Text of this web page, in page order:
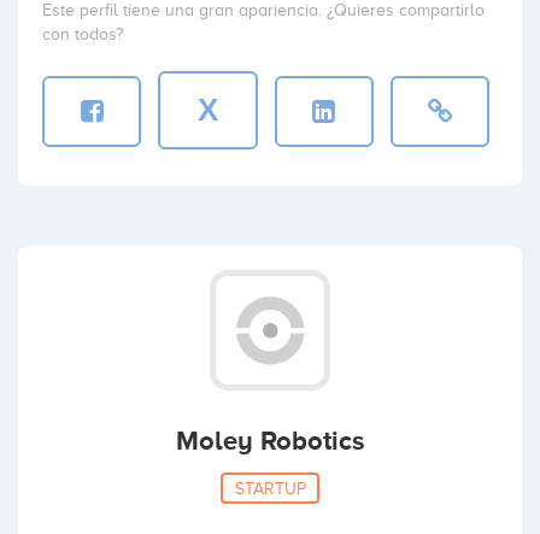
Este perfil tiene una gran apariencia. ¿Quieres compartirlo
con todos?
X
Moley Robotics
STARTUP